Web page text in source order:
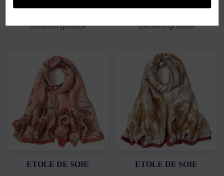
Livraison gratuite Livraison gratuite
ETOLE DE SOIE ETOLE DE SOIE